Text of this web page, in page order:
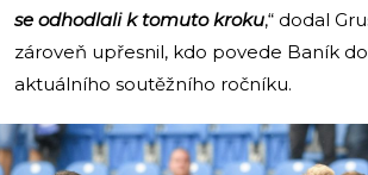
se odhodlali k tomuto kroku,“ dodal
zároveň upřesnil, kdo povede Baník
aktuálního soutěžního ročníku.